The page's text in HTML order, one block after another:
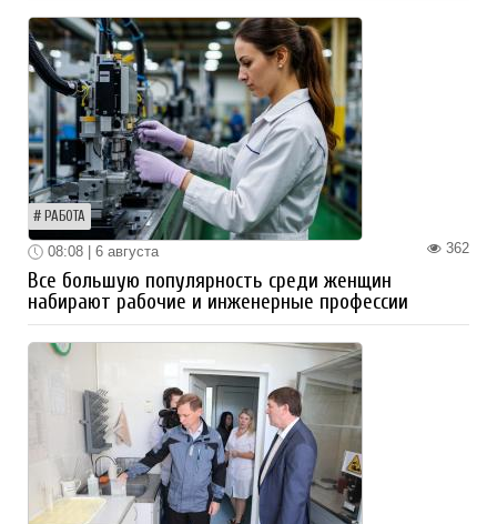
РАБОТА
362
08:08 | 6 августа
Все большую популярность среди женщин
набирают рабочие и инженерные профессии